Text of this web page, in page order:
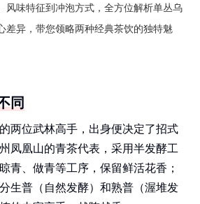
风味特征到冲泡方式，全方位解析单丛乌
差异，带您领略两种经典茶饮的独特魅
同
两位武林高手，出身便决定了招式
凤凰山的青茶代表，采用半发酵工
青、做青等工序，保留鲜活花香；
生普（自然发酵）和熟普（渥堆发